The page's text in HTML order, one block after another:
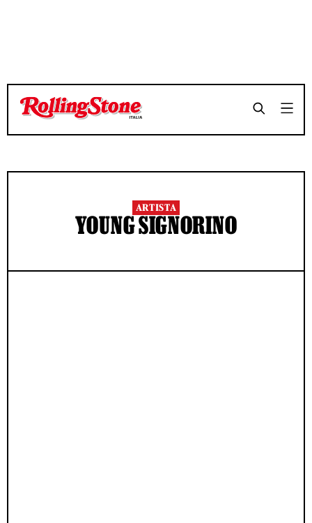
ARTISTA
YOUNG SIGNORINO